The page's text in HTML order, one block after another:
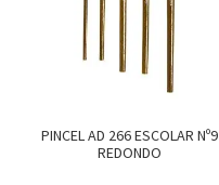
PINCEL AD 266 ESCOLAR Nº9
REDONDO